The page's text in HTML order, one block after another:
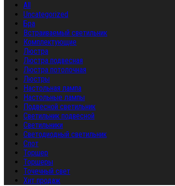
All
Uncategorized
Бра
Встраиваемый светильник
Комплектующие
Люстра
Люстра подвесная
Люстра потолочная
Люстры
Настольная лампа
Настольные лампы
Подвесной светильник
Светильник подвесной
Светильники
Светодиодный светильник
Спот
Торшер
Торшеры
Точечный свет
Хит продаж